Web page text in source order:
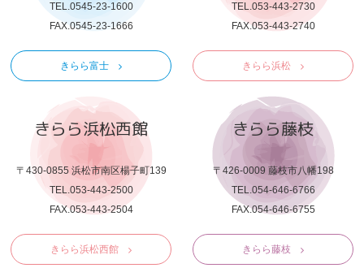
TEL.0545-23-1600
FAX.0545-23-1666
きらら富士
TEL.053-443-2730
FAX.053-443-2740
きらら浜松
きらら浜松西館
〒430-0855 浜松市南区楊子町139
TEL.053-443-2500
FAX.053-443-2504
きらら浜松西館
きらら藤枝
〒426-0009 藤枝市八幡198
TEL.054-646-6766
FAX.054-646-6755
きらら藤枝